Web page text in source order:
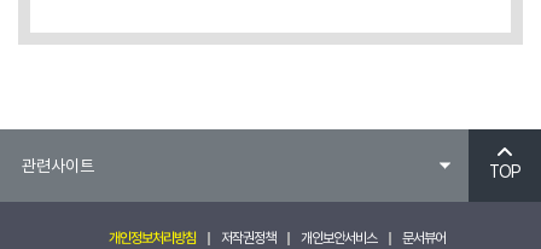
TOP
개인정보처리방침 저작권정책 개인보안서비스 문서뷰어